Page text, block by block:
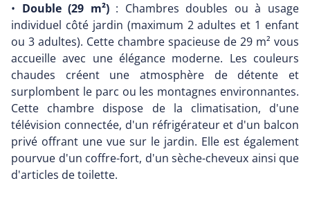
• Double (29 m²): Chambres doubles ou à usage
individuel côté jardin (maximum 2 adultes et 1 enfant
ou 3 adultes). Cette chambre spacieuse de 29 m² vous
accueille avec une élégance moderne. Les couleurs
chaudes créent une atmosphère de détente et
surplombent le parc ou les montagnes environnantes.
Cette chambre dispose de la climatisation, d'une
télévision connectée, d'un réfrigérateur et d'un balcon
privé offrant une vue sur le jardin. Elle est également
pourvue d'un coffre-fort, d'un sèche-cheveux ainsi que
d'articles de toilette.